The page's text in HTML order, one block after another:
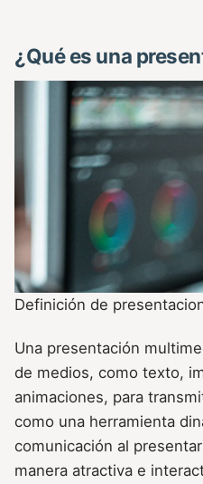
¿Qué es una
Definición de
Una presentación
de medios, como texto,
animaciones, para
como una herramienta
comunicación al
manera atractiva e